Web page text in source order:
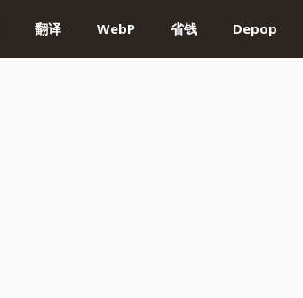
翻译 WebP 省钱 Depop